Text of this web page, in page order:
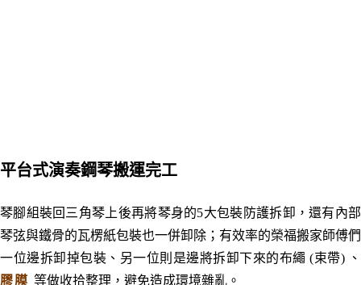
平台式演奏鋼琴搬運完工
琴腳組裝回三角琴上後再將琴身的5大包裝防護拆卸，還有內部
琴弦與鐵骨的瓦楞紙包裝也一併卸除；有效率的榮福搬家師傅們
一位邊拆卸掉包裝、另一位則是邊將拆卸下來的布繩 (束帶) 、
膠膜 等做收拾整理，避免造成環境雜亂。